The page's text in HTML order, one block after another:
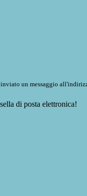
inviato un messaggio
di posta elettronica!